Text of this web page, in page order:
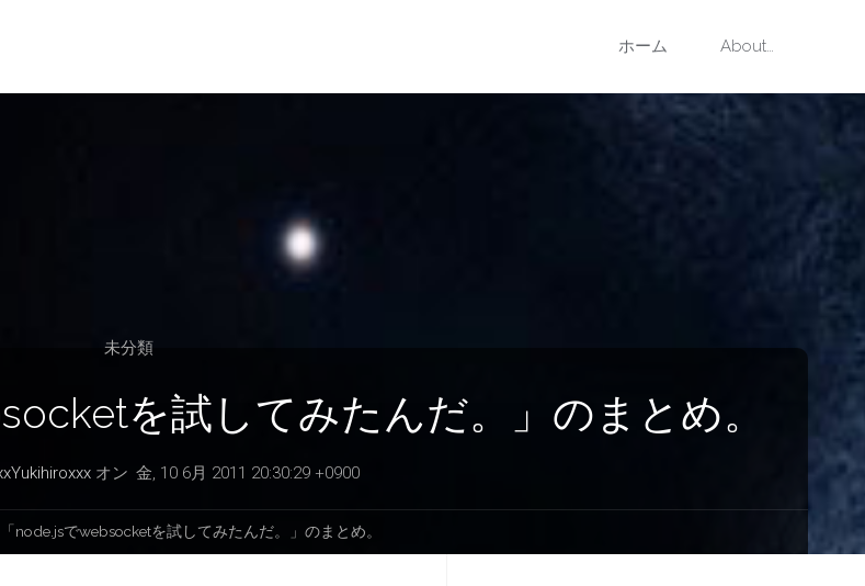
キ
ホーム About…
を試してみたんだ。」のまとめ。
オン 金, 10 6月 2011 20:30:29 +0900
未分類
node.jsでwebsocketを試してみたんだ。」のまとめ。